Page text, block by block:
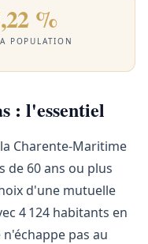
%
POPULATION
: l'essentiel
Charente-Maritime
de 60 ans ou plus
d'une mutuelle
4 124 habitants en
pas au